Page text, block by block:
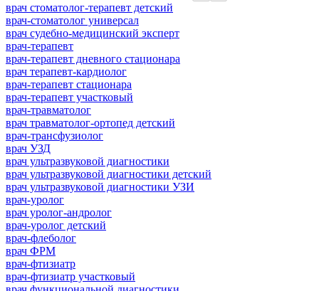
врач стоматолог-терапевт детский
врач-стоматолог универсал
врач судебно-медицинский эксперт
врач-терапевт
врач-терапевт дневного стационара
врач терапевт-кардиолог
врач-терапевт стационара
врач-терапевт участковый
врач-травматолог
врач травматолог-ортопед детский
врач-трансфузиолог
врач УЗД
врач ультразвуковой диагностики
врач ультразвуковой диагностики детский
врач ультразвуковой диагностики УЗИ
врач-уролог
врач уролог-андролог
врач-уролог детский
врач-флеболог
врач ФРМ
врач-фтизиатр
врач-фтизиатр участковый